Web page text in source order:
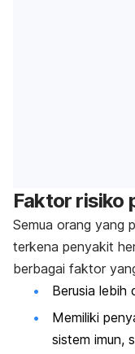
Faktor risiko
Semua orang yang
terkena penyakit
berbagai faktor
Berusia lebih
Memiliki
sistem imun,